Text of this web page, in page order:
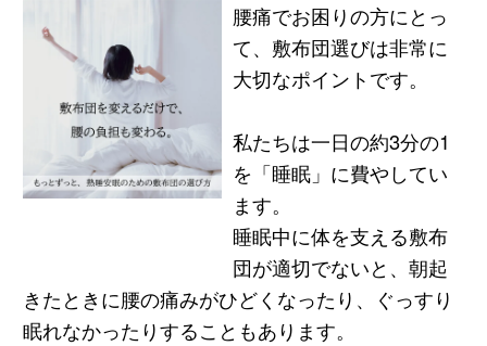
腰痛でお困りの方にとっ
て、敷布団選びは非常に
大切なポイントです。
私たちは一日の約3分の1
を「睡眠」に費やしてい
ます。
睡眠中に体を支える敷布
団が適切でないと、朝起
きたときに腰の痛みがひどくなったり、ぐっすり
眠れなかったりすることもあります。